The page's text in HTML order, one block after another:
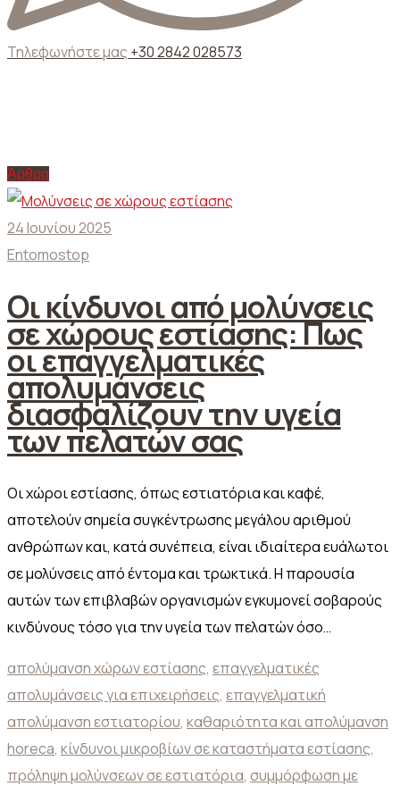
Τηλεφωνήστε μας +30 2842 028573
Άρθρα
24 Ιουνίου 2025
Entomostop
Οι κίνδυνοι από μολύνσεις
σε χώρους εστίασης: Πως
οι επαγγελματικές
απολυμάνσεις
διασφαλίζουν την υγεία
των πελατών σας
Οι χώροι εστίασης, όπως εστιατόρια και καφέ,
αποτελούν σημεία συγκέντρωσης μεγάλου αριθμού
ανθρώπων και, κατά συνέπεια, είναι ιδιαίτερα ευάλωτοι
σε μολύνσεις από έντομα και τρωκτικά. Η παρουσία
αυτών των επιβλαβών οργανισμών εγκυμονεί σοβαρούς
κινδύνους τόσο για την υγεία των πελατών όσο…
απολύμανση χώρων εστίασης, επαγγελματικές
απολυμάνσεις για επιχειρήσεις, επαγγελματική
απολύμανση εστιατορίου, καθαριότητα και απολύμανση
horeca, κίνδυνοι μικροβίων σε καταστήματα εστίασης,
πρόληψη μολύνσεων σε εστιατόρια, συμμόρφωση με